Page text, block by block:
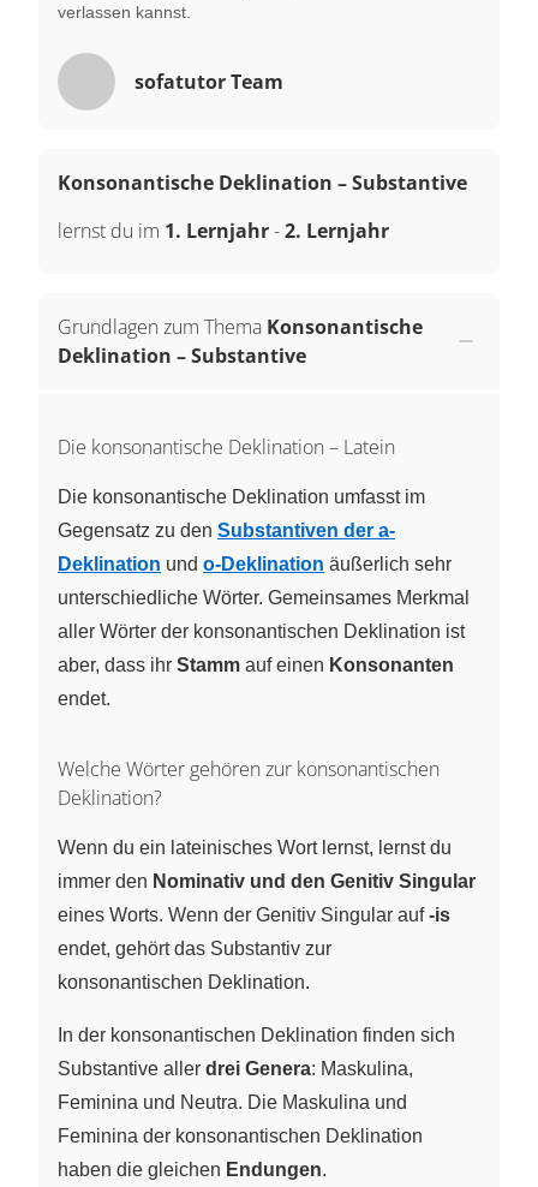
verlassen kannst.
sofatutor Team
Konsonantische Deklination – Substantive
lernst du im 1. Lernjahr-2. Lernjahr
Grundlagen zum Thema Konsonantische
Deklination – Substantive
Die konsonantische Deklination – Latein
Die konsonantische Deklination umfasst im
Gegensatz zu den Substantiven der a-
Deklination und o-Deklination äußerlich sehr
unterschiedliche Wörter. Gemeinsames Merkmal
aller Wörter der konsonantischen Deklination ist
aber, dass ihr Stamm auf einen Konsonanten
endet.
Welche Wörter gehören zur konsonantischen
Deklination?
Wenn du ein lateinisches Wort lernst, lernst du
immer den Nominativ und den Genitiv Singular
eines Worts. Wenn der Genitiv Singular auf-is
endet, gehört das Substantiv zur
konsonantischen Deklination.
In der konsonantischen Deklination finden sich
Substantive aller drei Genera: Maskulina,
Feminina und Neutra. Die Maskulina und
Feminina der konsonantischen Deklination
haben die gleichen Endungen.